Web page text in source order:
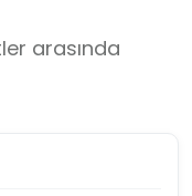
arasında